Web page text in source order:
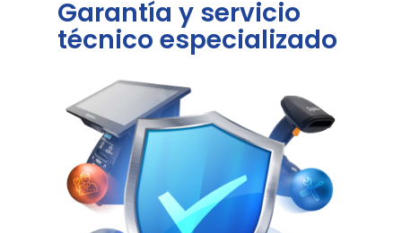
Garantía y servicio
técnico especializado